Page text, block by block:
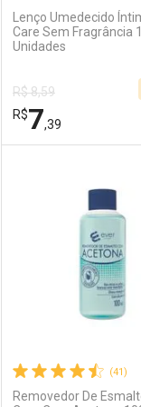
Comprar sem
Por R$ 7,19/cada
Comprar sem
Por R$ 7,19/cada
Lenço Umedecido
Care Sem Fragrância
Unidades
R$ 8,59
R$7,39
Laboratório
Por Menos
(41)
Removedor De